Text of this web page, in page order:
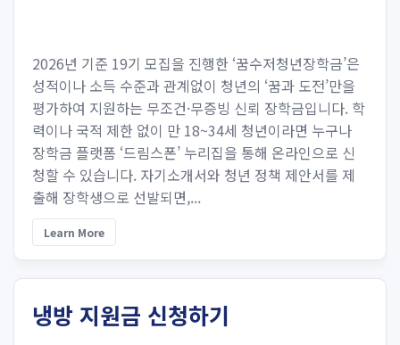
2026년 기준 19기 모집을 진행한 ‘꿈수저청년장학금’은
성적이나 소득 수준과 관계없이 청년의 ‘꿈과 도전’만을
평가하여 지원하는 무조건·무증빙 신뢰 장학금입니다. 학
력이나 국적 제한 없이 만 18~34세 청년이라면 누구나
장학금 플랫폼 ‘드림스폰’ 누리집을 통해 온라인으로 신
청할 수 있습니다. 자기소개서와 청년 정책 제안서를 제
출해 장학생으로 선발되면,...
Learn More
냉방 지원금 신청하기